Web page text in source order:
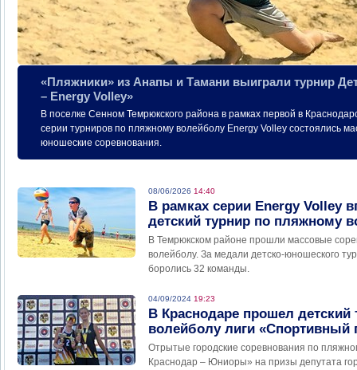
«Пляжники» из Анапы и Тамани выиграли турнир
– Energy Volley»
В поселке Сенном Темрюкского района в рамках первой в
серии турниров по пляжному волейболу Energy Volley состоялись
юношеские соревнования.
08/06/2026 14:40
В рамках серии Energy Volley
детский турнир по пляжному
В Темрюкском районе прошли массовые
волейболу. За медали детско-юношеского
боролись 32 команды.
04/09/2024 19:23
В Краснодаре прошел
волейболу лиги «Спортивный
Отрытые городские соревнования по
Краснодар – Юниоры» на призы депутата